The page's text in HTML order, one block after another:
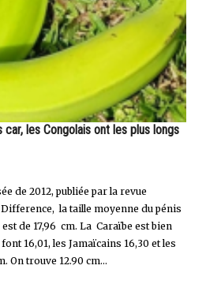
les Congolais ont les plus longs
de 2012, publiée par la revue
la taille moyenne du pénis
de 17,96 cm. La Caraïbe est bien
16,01, les Jamaïcains 16,30 et les
On trouve 12.90 cm...